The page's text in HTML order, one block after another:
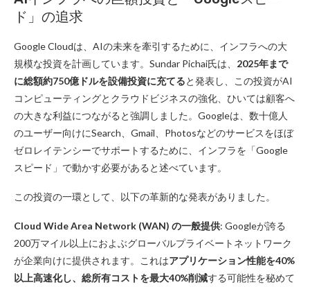
ド」の追求
Google Cloudは、AIの未来を牽引するために、インフラへの大
規模な投資を計画しています。Sundar Pichai氏は、 2025年まで
に総額約750億ドルを設備投資に充てると発表し、この投資がAI
コンピューティングとクラウドビジネスの強化、ひいては顧客へ
の大きな利益につながると強調しました。Googleは、数十億人
のユーザー向けにSearch、Gmail、Photosなどのサービスをほぼ
ゼロレイテンシーでサポートするために、インフラを「Google
スピード」で動かす必要があると述べています。
この投資の一環として、以下の革新的な発表がありました。
Cloud Wide Area Network (WAN) の一般提供: Googleが誇る
200万マイル以上におよぶグローバルプライベートネットワーク
が企業向けに提供されます。これはアプリケーション性能を40%
以上高速化し、総所有コストを最大40%削減する可能性を秘めて